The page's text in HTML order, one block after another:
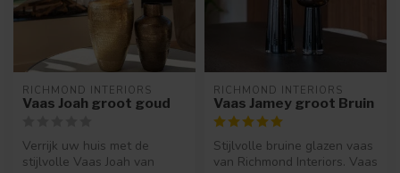
RICHMOND INTERIORS
Vaas Joah groot goud
Verrijk uw huis met de
stijlvolle Vaas Joah van
RICHMOND INTERIORS
Vaas Jamey groot Bruin
Stijlvolle bruine glazen vaas
van Richmond Interiors. Vaas